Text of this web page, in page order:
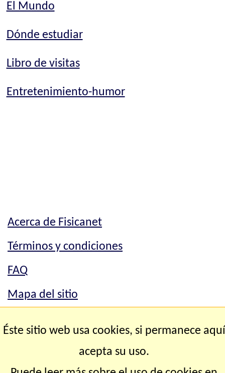
El Mundo
Dónde estudiar
Libro de visitas
Entretenimiento-humor
Acerca de Fisicanet
Términos y condiciones
FAQ
Mapa del sitio
Éste sitio web usa cookies, si permanece aquí
acepta su uso.